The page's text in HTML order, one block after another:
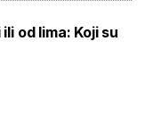
od lima: Koji su